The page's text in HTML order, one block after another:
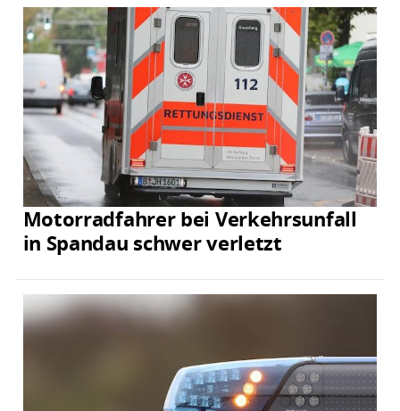
Motorradfahrer bei Verkehrsunfall
in Spandau schwer verletzt